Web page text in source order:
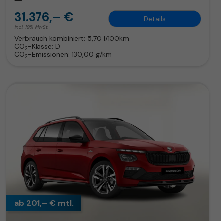
31.376,– €
incl. 19% MwSt.
Details
Verbrauch kombiniert: 5,70 l/100km
CO2-Klasse: D
CO2-Emissionen:130,00 g/km
ab 201,– € mtl.